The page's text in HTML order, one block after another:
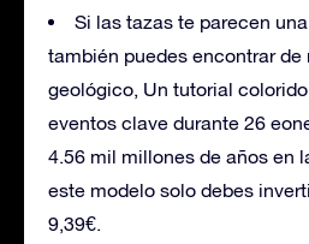
Si las tazas te parecen
también puedes encontrar
geológico, Un tutorial
eventos clave durante 26
4.56 mil millones de años en
este modelo solo debes
9,39€.